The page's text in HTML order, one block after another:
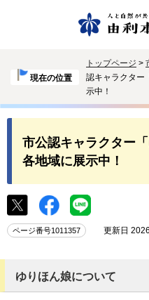
現在の位置
トップページ >
認キャラクター
示中！
市公認キャラクター
各地域に展示中！
ページ番号1011357 更新日
ゆりほん娘について